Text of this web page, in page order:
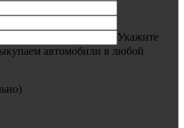
Укажите
автомобили в любой